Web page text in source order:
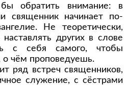
обратить внимание: в
священник начинает по-
Не теоретически,
других в слове
с себя самого, чтобы
о чём проповедуешь.
ряд встреч священников,
служение, с сёстрами